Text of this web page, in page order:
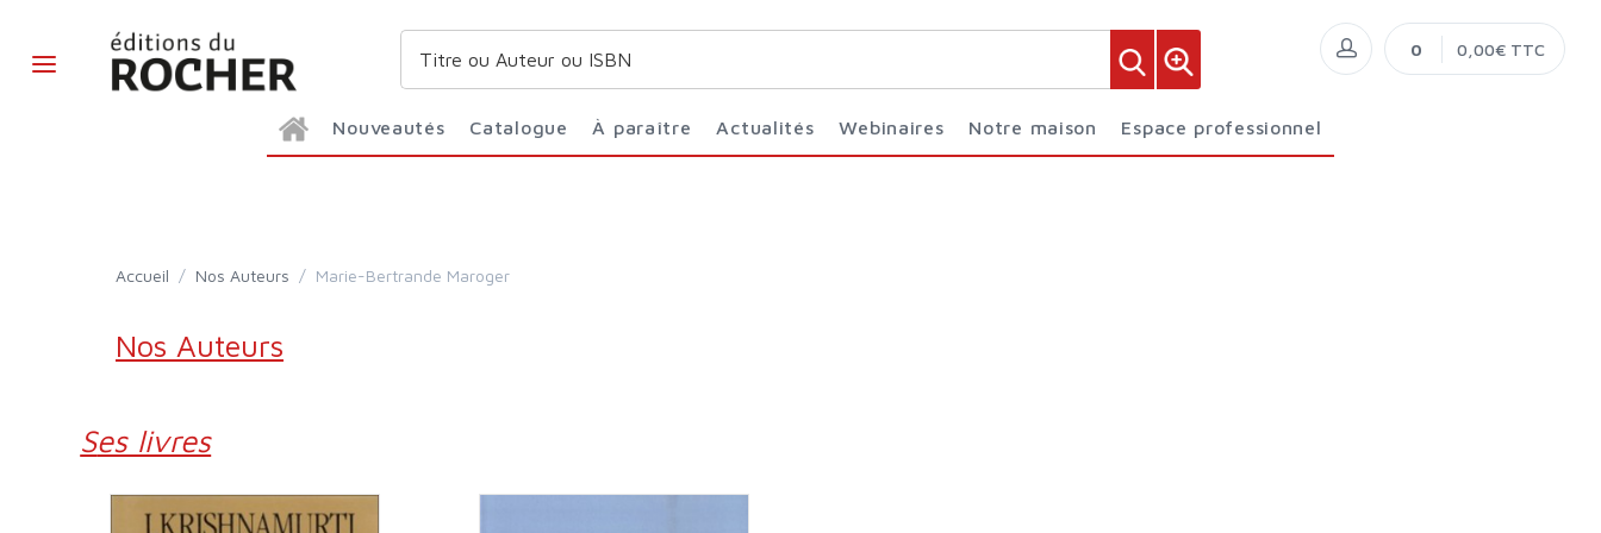
Nouveautés Catalogue À paraître Actualités Webinaires Notre maison Espace professionnel
0 0,00€ TTC
Accueil / Nos Auteurs / Marie-Bertrande Maroger
Nos Auteurs
Ses livres